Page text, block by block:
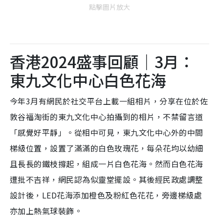
點擊圖片放大
香港2024盛事回顧｜3月：
東九文化中心白色花海
今年3月有網民於社交平台上載一組相片，分享在位於佐
敦谷福淘街的東九文化中心拍攝到的相片，不禁留言道
「感覺好平靜」。從相中可見，東九文化中心外的中間
梯級位置，設置了滿滿的白色玫瑰花，每朵花均以幼細
且長長的鐵枝撐起，組成一片白色花海。然而白色花海
遭批不吉祥，網民認為似靈堂擺設。其後經民政處調整
設計後，LED花海添加橙色及粉紅色花花，旁邊梯級處
亦加上熱氣球裝飾。